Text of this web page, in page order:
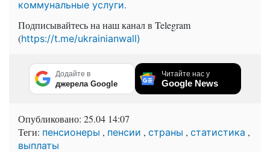
коммунальные услуги.
Подписывайтесь на наш канал в Telegram
(https://t.me/ukrainianwall)
Додайте в
джерела Google
Читайте нас у
Google News
Опубликовано: 25.04 14:07
Теги: пенсионеры , пенсии , страны , статистика ,
выплаты